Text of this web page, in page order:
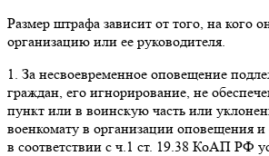
Размер штрафа зависит от того, на кого
организацию или ее руководителя.
1. За несвоевременное оповещение
граждан, его игнорирование, не
пункт или в воинскую часть или
военкомату в организации оповещения
в соответствии с ч.1 ст. 19.38 КоАП РФ